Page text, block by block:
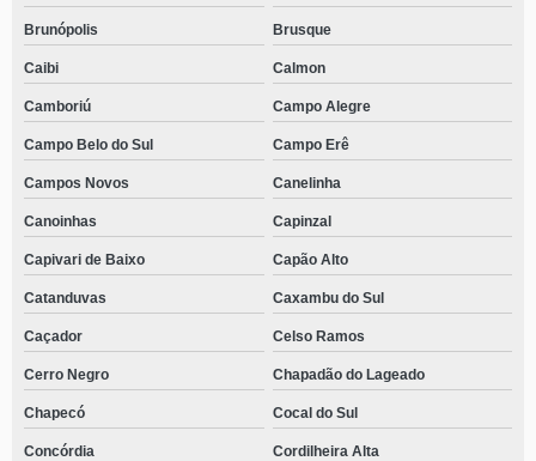
Brunópolis Brusque
Caibi Calmon
Camboriú Campo Alegre
Campo Belo do Sul Campo Erê
Campos Novos Canelinha
Canoinhas Capinzal
Capivari de Baixo Capão Alto
Catanduvas Caxambu do Sul
Caçador Celso Ramos
Cerro Negro Chapadão do Lageado
Chapecó Cocal do Sul
Concórdia Cordilheira Alta